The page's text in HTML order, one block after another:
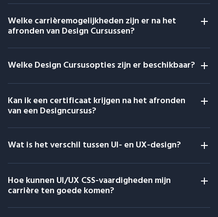
Welke carrièremogelijkheden zijn er na het
afronden van Design Cursussen?
Welke Design Cursusopties zijn er beschikbaar?
Kan ik een certificaat krijgen na het afronden
van een Designcursus?
Wat is het verschil tussen UI- en UX-design?
Hoe kunnen UI/UX CSS-vaardigheden mijn
carrière ten goede komen?